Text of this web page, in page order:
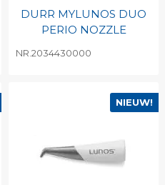
DURR MYLUNOS DUO
PERIO NOZZLE
NR.2034430000
NIEUW!